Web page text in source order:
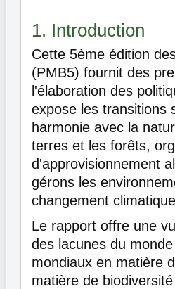
1. Introduction
Cette 5ème édition
(PMB5) fournit des
l'élaboration des
expose les transitions
harmonie avec la
terres et les forêts,
d'approvisionnement
gérons les
changement
Le rapport offre une
des lacunes du
mondiaux en matière
matière de